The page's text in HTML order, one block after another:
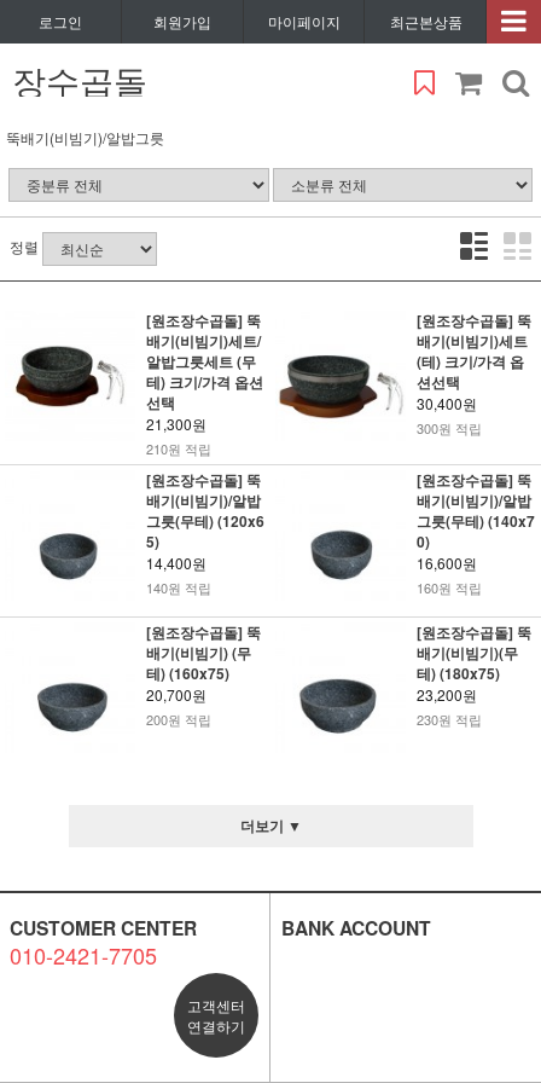
로그인 회원가입 마이페이지 최근본상품
장수곱돌
뚝배기(비빔기)/알밥그릇
정렬
[원조장수곱돌] 뚝
배기(비빔기)세트/
알밥그릇세트 (무
테) 크기/가격 옵션
선택
21,300원
210원 적립
[원조장수곱돌] 뚝
배기(비빔기)세트
(테) 크기/가격 옵
션선택
30,400원
300원 적립
[원조장수곱돌] 뚝
배기(비빔기)/알밥
그릇(무테) (120x6
5)
14,400원
140원 적립
[원조장수곱돌] 뚝
배기(비빔기)/알밥
그릇(무테) (140x7
0)
16,600원
160원 적립
[원조장수곱돌] 뚝
배기(비빔기) (무
테) (160x75)
20,700원
200원 적립
[원조장수곱돌] 뚝
배기(비빔기)(무
테) (180x75)
23,200원
230원 적립
더보기 ▼
CUSTOMER CENTER
010-2421-7705
고객센터
연결하기
BANK ACCOUNT